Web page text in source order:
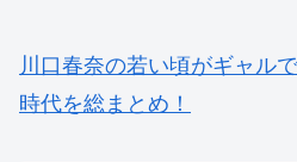
川口春奈の若い頃がギャル
時代を総まとめ！